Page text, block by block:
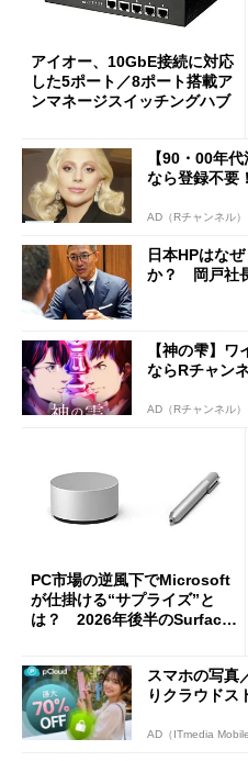
アイオー、10GbE接続に対応
した5ポート／8ポート搭載ア
ンマネージスイッチングハブ
【90・00年
なら登録不要！
AD（Rチャンネル）
日本HPはな
か？ 岡戸社
【神の雫】
ならRチャン
AD（Rチャンネル）
PC市場の逆風下でMicrosoft
が仕掛ける“サプライズ”と
は？ 2026年後半のSurface
スマホの写真
りクラウドス
AD（ITmedia Mobile